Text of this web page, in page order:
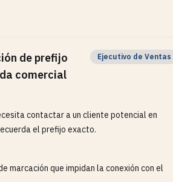
de prefijo
comercial
Ejecutivo de Ventas
contactar a un cliente potencial en
el prefijo exacto.
marcación que impidan la conexión con el